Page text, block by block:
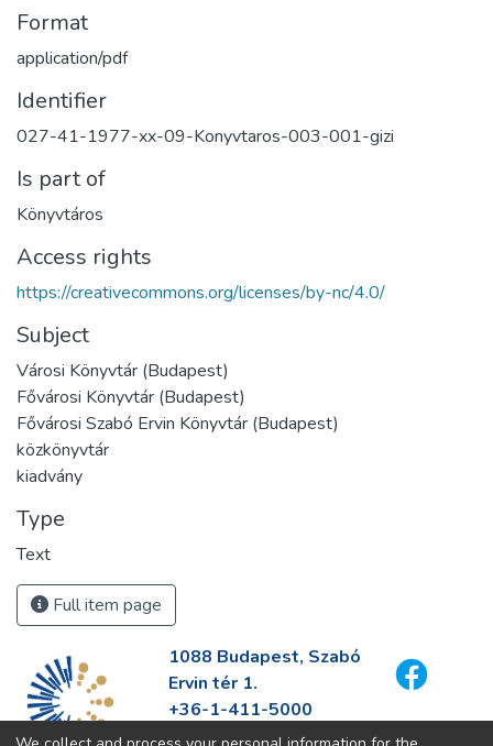
Format
application/pdf
Identifier
027-41-1977-xx-09-Konyvtaros-003-001-gizi
Is part of
Könyvtáros
Access rights
https://creativecommons.org/licenses/by-nc/4.0/
Subject
Városi Könyvtár (Budapest)
Fővárosi Könyvtár (Budapest)
Fővárosi Szabó Ervin Könyvtár (Budapest)
közkönyvtár
kiadvány
Type
Text
Full item page
1088 Budapest, Szabó
Ervin tér 1.
+36-1-411-5000
info@fszek.hu